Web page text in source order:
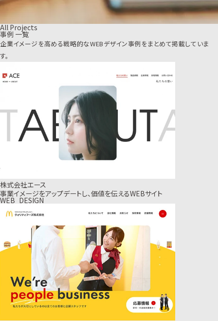
All Projects
事例 一覧
企業イメージを高める戦略的なWEBデザイン事例をまとめて掲載していま
す。
株式会社エース
事業イメージをアップデートし、価値を伝えるWEBサイト
WEB_DESIGN